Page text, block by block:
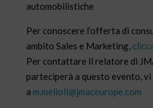
automobilistiche
Per conoscere l’offerta di
ambito Sales e Marketing,
Per contattare il relatore di
parteciperà a questo evento,
a m.melioli@jmaceurope.com